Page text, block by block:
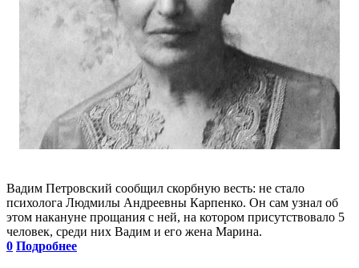
Вадим Петровский сообщил скорбную весть: не стало
психолога Людмилы Андреевны Карпенко. Он сам узнал об
этом накануне прощания с ней, на котором присутствовало 5
человек, среди них Вадим и его жена Марина.
0 Подробнее